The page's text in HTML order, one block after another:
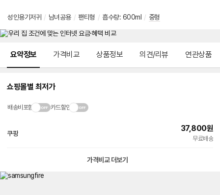
성인용기저귀 / 남녀공용 / 팬티형 / 흡수량: 600ml / 중형
요약정보 가격비교 상품정보 의견/리뷰 연관상품
쇼핑몰별 최저가
배송비포함 카드할인
쿠팡
37,800원
무료배송
가격비교 더보기